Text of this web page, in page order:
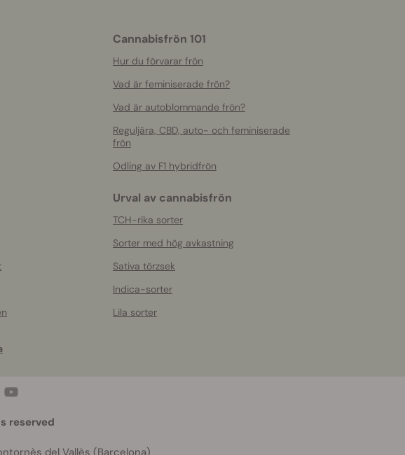
Cannabisfrön 101
Hur du förvarar frön
Vad är feminiserade frön?
Vad är autoblommande frön?
Reguljära, CBD, auto- och feminiserade
frön
Odling av F1 hybridfrön
Urval av cannabisfrön
TCH-rika sorter
Sorter med hög avkastning
Sativa törzsek
Indica-sorter
Lila sorter
reserved
del Vallès (Barcelona)